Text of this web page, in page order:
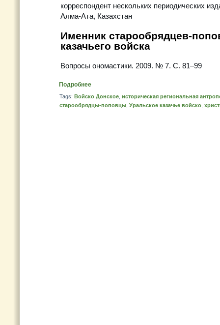
корреспондент нескольких периодических
Алма-Ата, Казахстан
Именник старообрядцев-
казачьего войска
Вопросы ономастики. 2009. № 7. С. 81–99
Подробнее
Tags: Войско Донское историческая региональная
старообрядцы-поповцы Уральское казачье войско